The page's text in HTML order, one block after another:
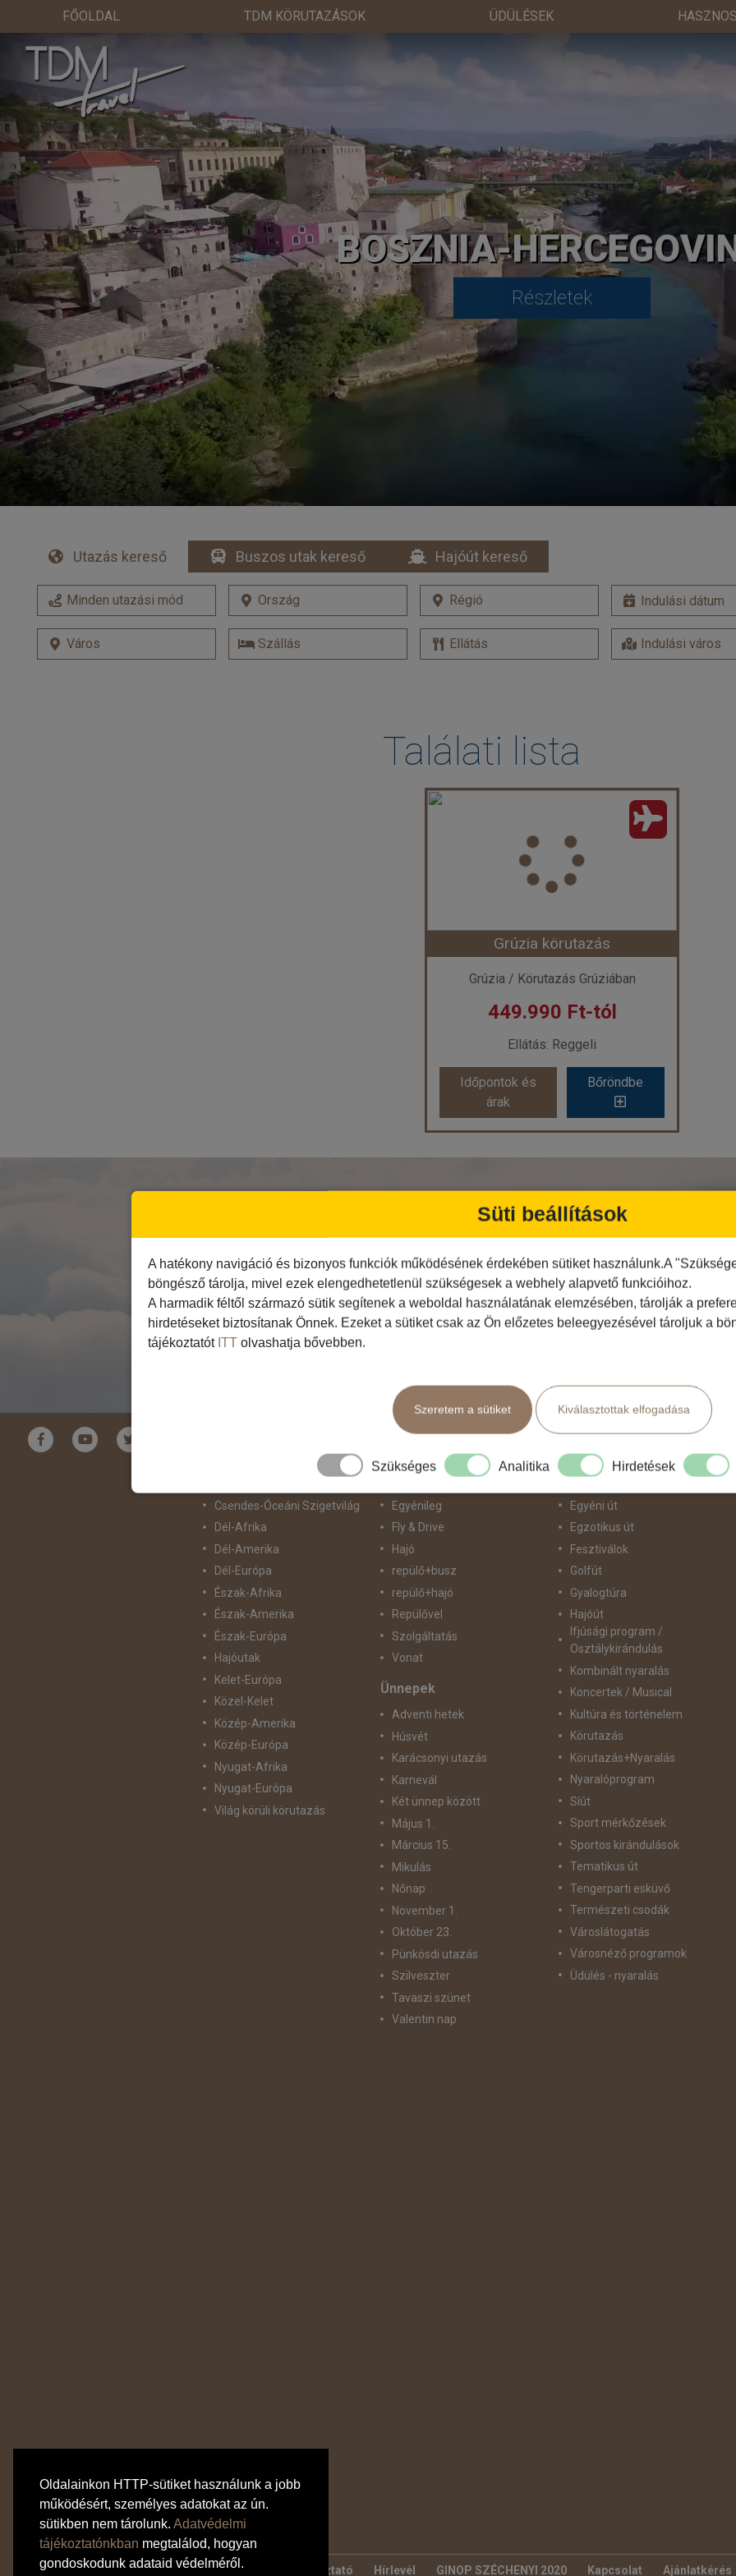
Oldalainkon HTTP-sütiket használunk a jobb
működésért, személyes adatokat az ún.
sütikben nem tárolunk. Adatvédelmi
tájékoztatónkban megtalálod, hogyan
gondoskodunk adataid védelméről.
FŐOLDAL TDM KÖRUTAZÁSOK ÜDÜLÉSEK
BOSZNIA-
Részletek
Utazás kereső Buszos utak kereső Hajóút kereső
Találati lista
Grúzia körutazás
Grúzia / Körutazás Grúziában
449.990 Ft-tól
Ellátás: Reggeli
Időpontok és
árak
Bőröndbe
Ország:Grúzia
Város:Körutazás Grúziában
Utazás módja: Repülővel
Szobatípus:2 ágyas szoba
Időtartam:5 éj
Időpont: 2027-04-22 | 5 éj
már 449.990 Ft-tól
Időpontok és
IRATKOZZON FEL
Csendes-Óceáni Szigetvilág
Dél-Afrika
Dél-Amerika
Dél-Európa
Észak-Afrika
Észak-Amerika
Észak-Európa
Hajóutak
Kelet-Európa
Közel-Kelet
Közép-Amerika
Közép-Európa
Nyugat-Afrika
Nyugat-Európa
Világ körüli körutazás
Közlekedés
Busszal
Egyénileg
Fly & Drive
Hajó
repülő+busz
repülő+hajó
Repülővel
Szolgáltatás
Vonat
Ünnepek
Adventi hetek
Húsvét
Karácsonyi utazás
Karnevál
Két ünnep között
Május 1.
Március 15.
Mikulás
Nőnap
November 1.
Október 23.
Pünkösdi utazás
Szilveszter
Tavaszi szünet
Valentin nap
Programtípus
1 napos utak
Egyéni út
Egzotikus út
Fesztiválok
Golfút
Gyalogtúra
Hajóút
Ifjúsági program /
Osztálykirándulás
Kombinált nyaralás
Koncertek / Musical
Kultúra és történelem
Körutazás
Körutazás+Nyaralás
Nyaralóprogram
Síút
Sport mérkőzések
Sportos kirándulások
Tematikus út
Tengerparti esküvő
Természeti csodák
Városlátogatás
Városnéző programok
Üdülés - nyaralás
Bankkártyás fizetés tájékoztató Adatvédelmi tájékoztató Hírlevél GINOP SZÉCHENYI 2020 Kapcsolat Ajánlatkérés
Süti beállítások
A hatékony navigáció és bizonyos funkciók működésének érdekében sütiket használunk.A
böngésző tárolja, mivel ezek elengedhetetlenül szükségesek a webhely alapvető funkcióihoz.
A harmadik féltől származó sütik segítenek a weboldal használatának elemzésében, tárolják a
hirdetéseket biztosítanak Önnek. Ezeket a sütiket csak az Ön előzetes beleegyezésével tároljuk a
tájékoztatót ITT olvashatja bővebben.
Szeretem a sütiket Kiválasztottak elfogadása
Szükséges Analitika Hirdetések